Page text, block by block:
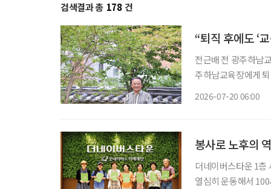
검색결과 총 178 건
“퇴직 후에도 ‘
전근배 전 광주하남교육장 많은 사람이 퇴직을 인생의 쉼표라고 말한다
주하남교육장에게
2026-07-20 06:00
봉사로 노후의
더네이버스타운 1층
열심히 운동해서